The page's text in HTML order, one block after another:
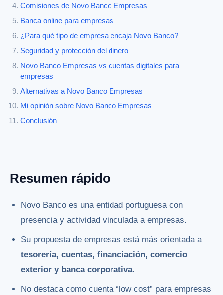
Comisiones de Novo Banco Empresas
Banca online para empresas
¿Para qué tipo de empresa encaja Novo Banco?
Seguridad y protección del dinero
Novo Banco Empresas vs cuentas digitales para
empresas
Alternativas a Novo Banco Empresas
Mi opinión sobre Novo Banco Empresas
Conclusión
Resumen rápido
Novo Banco es una entidad portuguesa con
presencia y actividad vinculada a empresas.
Su propuesta de empresas está más orientada a
tesorería, cuentas, financiación, comercio
exterior y banca corporativa.
No destaca como cuenta “low cost” para empresas